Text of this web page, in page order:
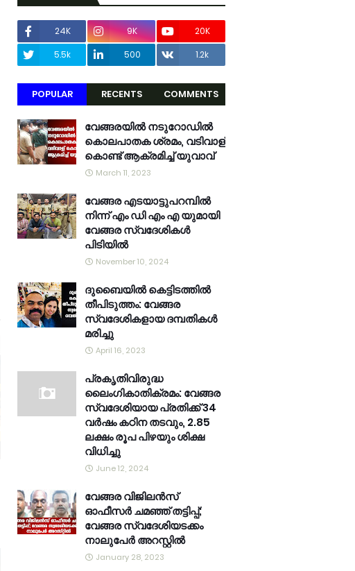
24K 9K
20K
5.5k
500 1.2k
POPULAR RECENTS COMMENTS
വേങ്ങരയിൽ നടുറോഡിൽ
കൊലപാതക ശ്രമം, വടിവാള്
കൊണ്ട് ആക്രമിച്ച് യുവാവ്
March 11, 2023
വേങ്ങര എടയാട്ടുപറമ്പിൽ
നിന്ന് എം ഡി എം എ യുമായി
വേങ്ങര സ്വദേശികൾ
പിടിയിൽ
November 10, 2024
ദുബൈയിൽ കെട്ടിടത്തിൽ
തീപിടുത്തം: വേങ്ങര
സ്വദേശികളായ ദമ്പതികൾ
മരിച്ചു
April 16, 2023
പ്രകൃതിവിരുദ്ധ
ലൈംഗികാതിക്രമം: വേങ്ങര
സ്വദേശിയായ പ്രതിക്ക് 34
വര്‍ഷം കഠിന തടവും, 2.85
ലക്ഷം രൂപ പിഴയും ശിക്ഷ
വിധിച്ചു
June 12, 2024
വേങ്ങര വിജിലൻസ്
ഓഫീസർ ചമഞ്ഞ് തട്ടിപ്പ്;
വേങ്ങര സ്വദേശിയടക്കം
നാലുപേർ അറസ്റ്റിൽ
January 28, 2023